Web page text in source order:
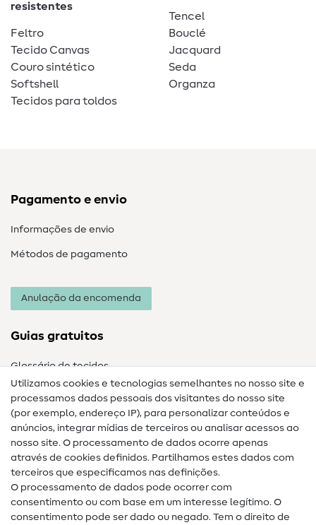
resistentes
Feltro
Tecido Canvas
Couro sintético
Softshell
Tecidos para toldos
Tencel
Bouclé
Jacquard
Seda
Organza
Pagamento e envio
Informações de envio
Métodos de pagamento
Anulação da encomenda
Guias gratuitos
Glossário de tecidos
Guias de costura
Ajuda e contacto
Contacto
Mudança de proprietário
Utilizamos cookies e tecnologias semelhantes no nosso site e
processamos dados pessoais dos visitantes do nosso site
(por exemplo, endereço IP), para personalizar conteúdos e
anúncios, integrar mídias de terceiros ou analisar acessos ao
nosso site. O processamento de dados ocorre apenas
através de cookies definidos. Partilhamos estes dados com
terceiros que especificamos nas definições.
O processamento de dados pode ocorrer com
consentimento ou com base em um interesse legítimo. O
consentimento pode ser dado ou negado. Tem o direito de